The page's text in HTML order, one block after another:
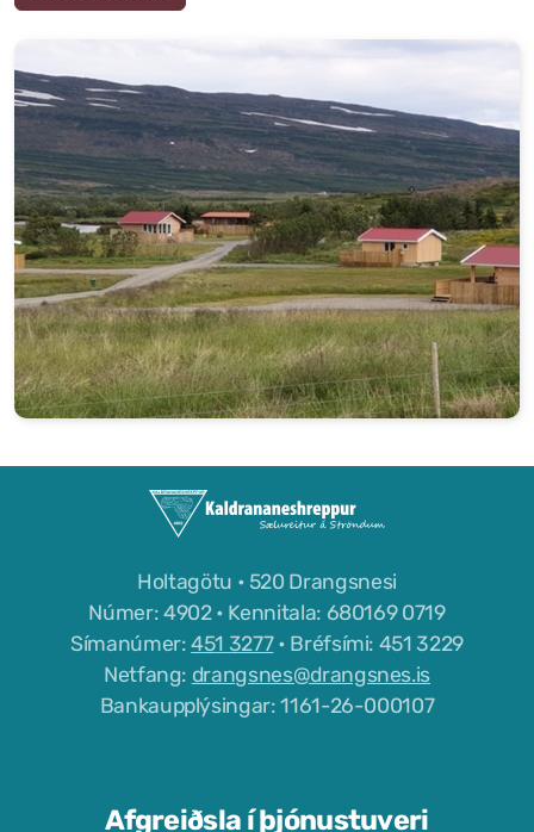
Holtagötu • 520 Drangsnesi
Númer: 4902 • Kennitala: 680169 0719
Símanúmer:451 3277• Bréfsími: 451 3229
Netfang: drangsnes@drangsnes.is
Bankaupplýsingar: 1161-26-000107
Afgreiðsla í þjónustuveri